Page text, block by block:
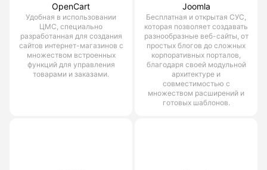
OpenCart
Удобная в использовании
ЦМС, специально
разработанная для создания
сайтов интернет-магазинов с
множеством встроенных
функций для управления
товарами и заказами.
Joomla
Бесплатная и открытая СУС,
которая позволяет создавать
разнообразные веб-сайты, от
простых блогов до сложных
корпоративных порталов,
благодаря своей модульной
архитектуре и
совместимостью с
множеством расширений и
готовых шаблонов.